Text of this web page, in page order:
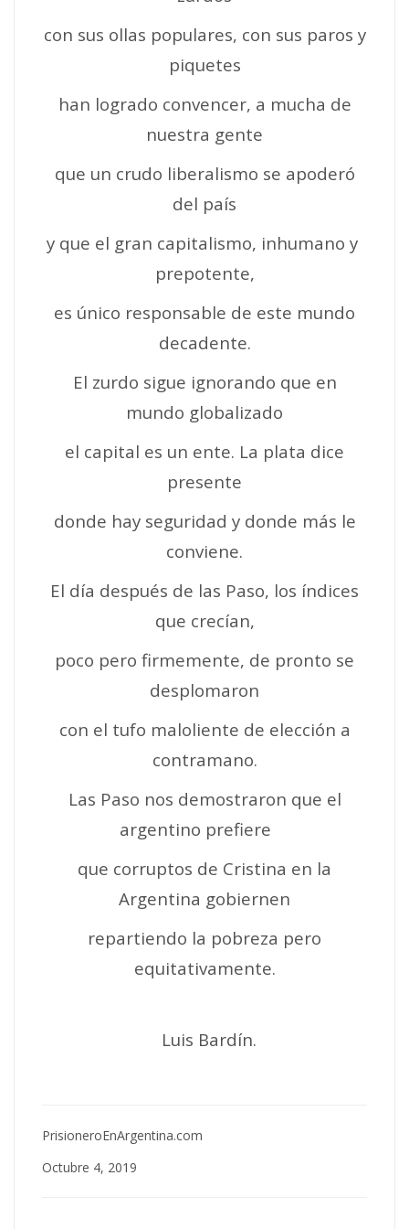
con sus ollas populares, con sus paros y
piquetes
han logrado convencer, a mucha de
nuestra gente
que un crudo liberalismo se apoderó
del país
y que el gran capitalismo, inhumano y
prepotente,
es único responsable de este mundo
decadente.
El zurdo sigue ignorando que en
mundo globalizado
el capital es un ente. La plata dice
presente
donde hay seguridad y donde más le
conviene.
El día después de las Paso, los índices
que crecían,
poco pero firmemente, de pronto se
desplomaron
con el tufo maloliente de elección a
contramano.
Las Paso nos demostraron que el
argentino prefiere
que corruptos de Cristina en la
Argentina gobiernen
repartiendo la pobreza pero
equitativamente.
Luis Bardín.
PrisioneroEnArgentina.com
Octubre 4, 2019